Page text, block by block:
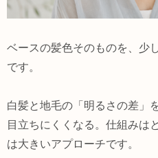
ベースの髪色そのものを、少
です。
白髪と地毛の「明るさの差」
目立ちにくくなる。仕組みは
は大きいアプローチです。